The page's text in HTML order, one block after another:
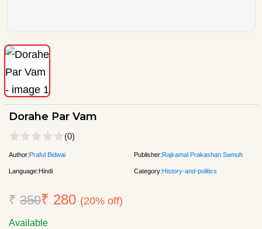
Dorahe Par Vam
(0)
Author:Praful Bidwai Publisher:Rajkamal Prakashan Samuh
Language:Hindi Category:History-and-politics
₹ 350₹ 280 (20% off)
Available